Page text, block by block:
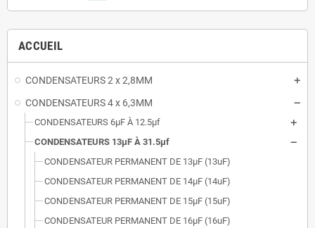
ACCUEIL
CONDENSATEURS 2 x 2,8MM
CONDENSATEURS 4 x 6,3MM
CONDENSATEURS 6µF À 12.5µf
CONDENSATEURS 13µF À 31.5µf
CONDENSATEUR PERMANENT DE 13μF (13uF)
CONDENSATEUR PERMANENT DE 14μF (14uF)
CONDENSATEUR PERMANENT DE 15μF (15uF)
CONDENSATEUR PERMANENT DE 16μF (16uF)